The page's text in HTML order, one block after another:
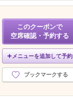
このクーポンで
空席確認・予約する
メニューを追加して予約
ブックマークする